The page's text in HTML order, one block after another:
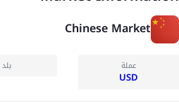
Chinese Market
عملة
USD
بلد